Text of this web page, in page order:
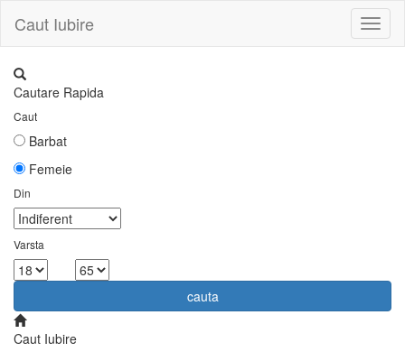
Caut Iubire
Cautare Rapida
Caut
Barbat
Femeie
Din
Varsta
cauta
Caut Iubire